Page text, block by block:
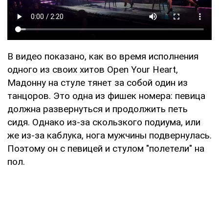
В видео показано, как во время исполнения
одного из своих хитов Open Your Heart,
Мадонну на стуле тянет за собой один из
танцоров. Это одна из фишек номера: певица
должна развернуться и продолжить петь
сидя. Однако из-за скользкого подиума, или
же из-за каблука, нога мужчины подвернулась.
Поэтому он с певицей и стулом "полетели" на
пол.